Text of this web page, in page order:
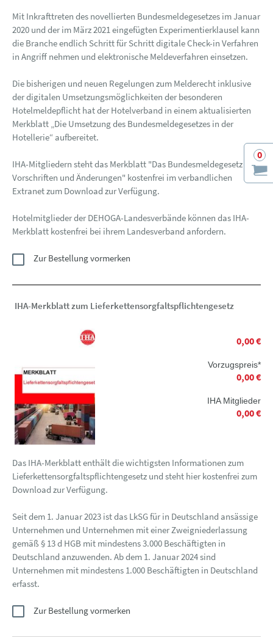
0
Mit Inkrafttreten des novellierten Bundesmeldegesetzes im Januar
2020 und der im März 2021 eingefügten Experimentierklausel kann
die Branche endlich Schritt für Schritt digitale Check-in Verfahren
in Angriff nehmen und elektronische Meldeverfahren einsetzen.
Die bisherigen und neuen Regelungen zum Melderecht inklusive
der digitalen Umsetzungsmöglichkeiten der besonderen
Hotelmeldepflicht hat der Hotelverband in einem aktualisierten
Merkblatt „Die Umsetzung des Bundesmeldegesetzes in der
Hotellerie“ aufbereitet.
IHA-Mitgliedern steht das Merkblatt "Das Bundesmeldegesetz -
Vorschriften und Änderungen" kostenfrei im verbandlichen
Extranet zum Download zur Verfügung.
Hotelmitglieder der DEHOGA-Landesverbände können das IHA-
Merkblatt kostenfrei bei ihrem Landesverband anfordern.
Zur Bestellung vormerken
IHA-Merkblatt zum Lieferkettensorgfaltspflichtengesetz
0,00 €
Vorzugspreis*
0,00 €
IHA Mitglieder
0,00 €
Das IHA-Merkblatt enthält die wichtigsten Informationen zum
Lieferkettensorgfaltspflichtengesetz und steht hier kostenfrei zum
Download zur Verfügung.
Seit dem 1. Januar 2023 ist das LkSG für in Deutschland ansässige
Unternehmen und Unternehmen mit einer Zweigniederlassung
gemäß § 13 d HGB mit mindestens 3.000 Beschäftigten in
Deutschland anzuwenden. Ab dem 1. Januar 2024 sind
Unternehmen mit mindestens 1.000 Beschäftigten in Deutschland
erfasst.
Zur Bestellung vormerken